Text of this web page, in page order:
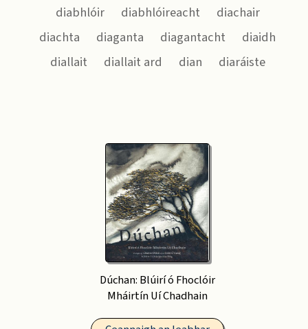
diabhlóir
diabhlóireacht
diachair
diachta
diaganta diagantacht
diaidh
diallait
diallait ard dian diaráiste
Dúchan: Blúirí ó Fhoclóir
Mháirtín Uí Chadhain